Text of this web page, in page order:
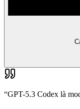
“GPT-5.3 Codex là